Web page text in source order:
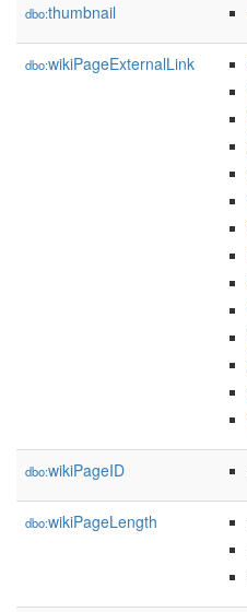
dbo:thumbnail
dbo:wikiPageExternalLink
dbo:wikiPageID
dbo:wikiPageLength